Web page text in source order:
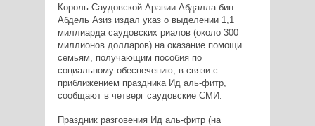
Король Саудовской Аравии Абдалла бин
Абдель Азиз издал указ о выделении 1,1
миллиарда саудовских риалов (около 300
миллионов долларов) на оказание помощи
семьям, получающим пособия по
социальному обеспечению, в связи с
приближением праздника Ид аль-фитр,
сообщают в четверг саудовские СМИ.
Праздник разговения Ид аль-фитр (на